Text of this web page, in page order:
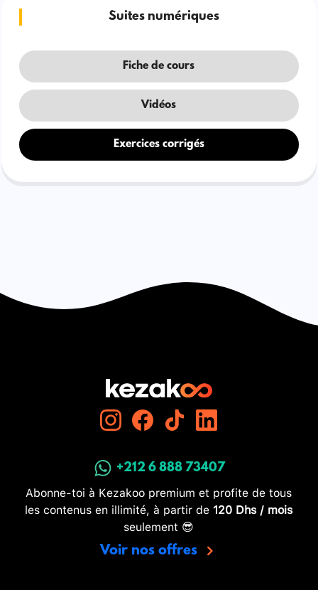
Suites numériques
Fiche de cours
Vidéos
Exercices corrigés
+212 6 888 73407
Abonne-toi à Kezakoo premium et profite de tous
les contenus en illimité, à partir de 120 Dhs / mois
seulement 😎
Voir nos offres